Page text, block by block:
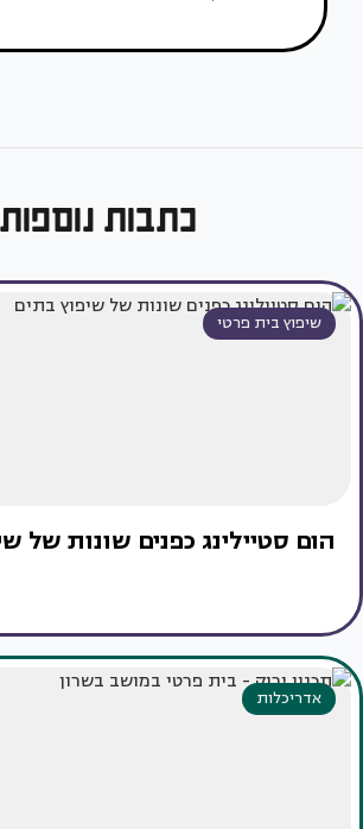
כתבות נוספות
שיפוץ בית פרטי
הום סטיילינג כפנים שונות של
אדריכלות